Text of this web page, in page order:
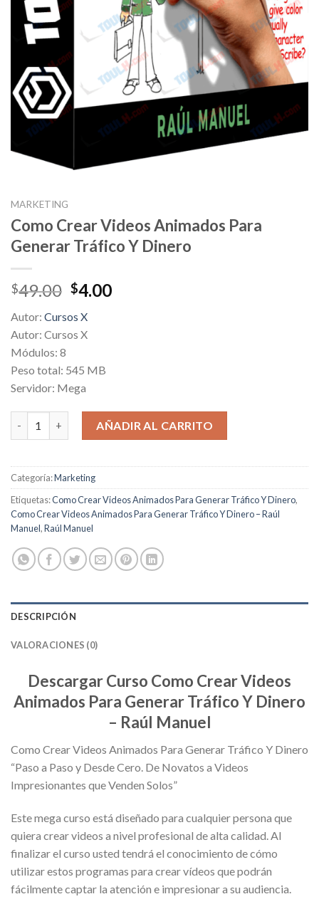
MARKETING
Como Crear Videos Animados Para
Generar Tráfico Y Dinero
$49.00 Original
was:
$49.00.
$4.00Current
Autor: Cursos X
Autor: Cursos X
Módulos: 8
Peso total: 545 MB
Servidor: Mega
Como Crear Videos Animados Para Generar Tráfico Y Dinero
AÑADIR AL CARRITO
Categoría:Marketing
Etiquetas:Como Crear Videos Animados Para Generar Tráfico Y Dinero,
Como Crear Videos Animados Para Generar Tráfico Y Dinero – Raúl
Manuel,Raúl Manuel
DESCRIPCIÓN
VALORACIONES (0)
Descargar Curso Como Crear Videos
Animados Para Generar Tráfico Y Dinero
– Raúl Manuel
Como Crear Videos Animados Para Generar Tráfico Y Dinero
“Paso a Paso y Desde Cero. De Novatos a Videos
Impresionantes que Venden Solos”
Este mega curso está diseñado para cualquier persona que
quiera crear videos a nivel profesional de alta calidad. Al
finalizar el curso usted tendrá el conocimiento de cómo
utilizar estos programas para crear vídeos que podrán
fácilmente captar la atención e impresionar a su audiencia.